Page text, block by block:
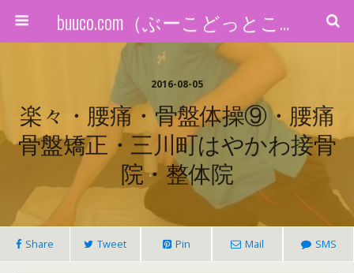
buuco.com（ぶーこどっとこむ）
2016-08-05
楽々・腰痛・骨盤体操⑨・腰痛
骨盤矯正・三川町はやかわ接骨
院・整体院
Share Tweet Pin Mail SMS